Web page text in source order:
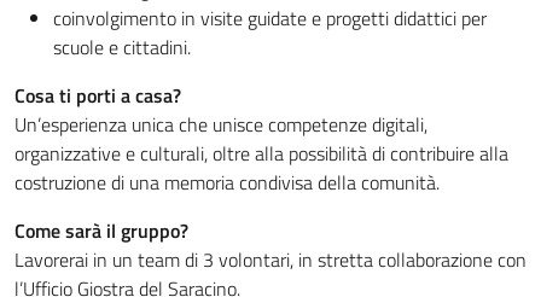
coinvolgimento in visite guidate e progetti didattici per
scuole e cittadini.
Cosa ti porti a casa?
Un’esperienza unica che unisce competenze digitali,
organizzative e culturali, oltre alla possibilità di contribuire alla
costruzione di una memoria condivisa della comunità.
Come sarà il gruppo?
Lavorerai in un team di 3 volontari, in stretta collaborazione con
l’Ufficio Giostra del Saracino.